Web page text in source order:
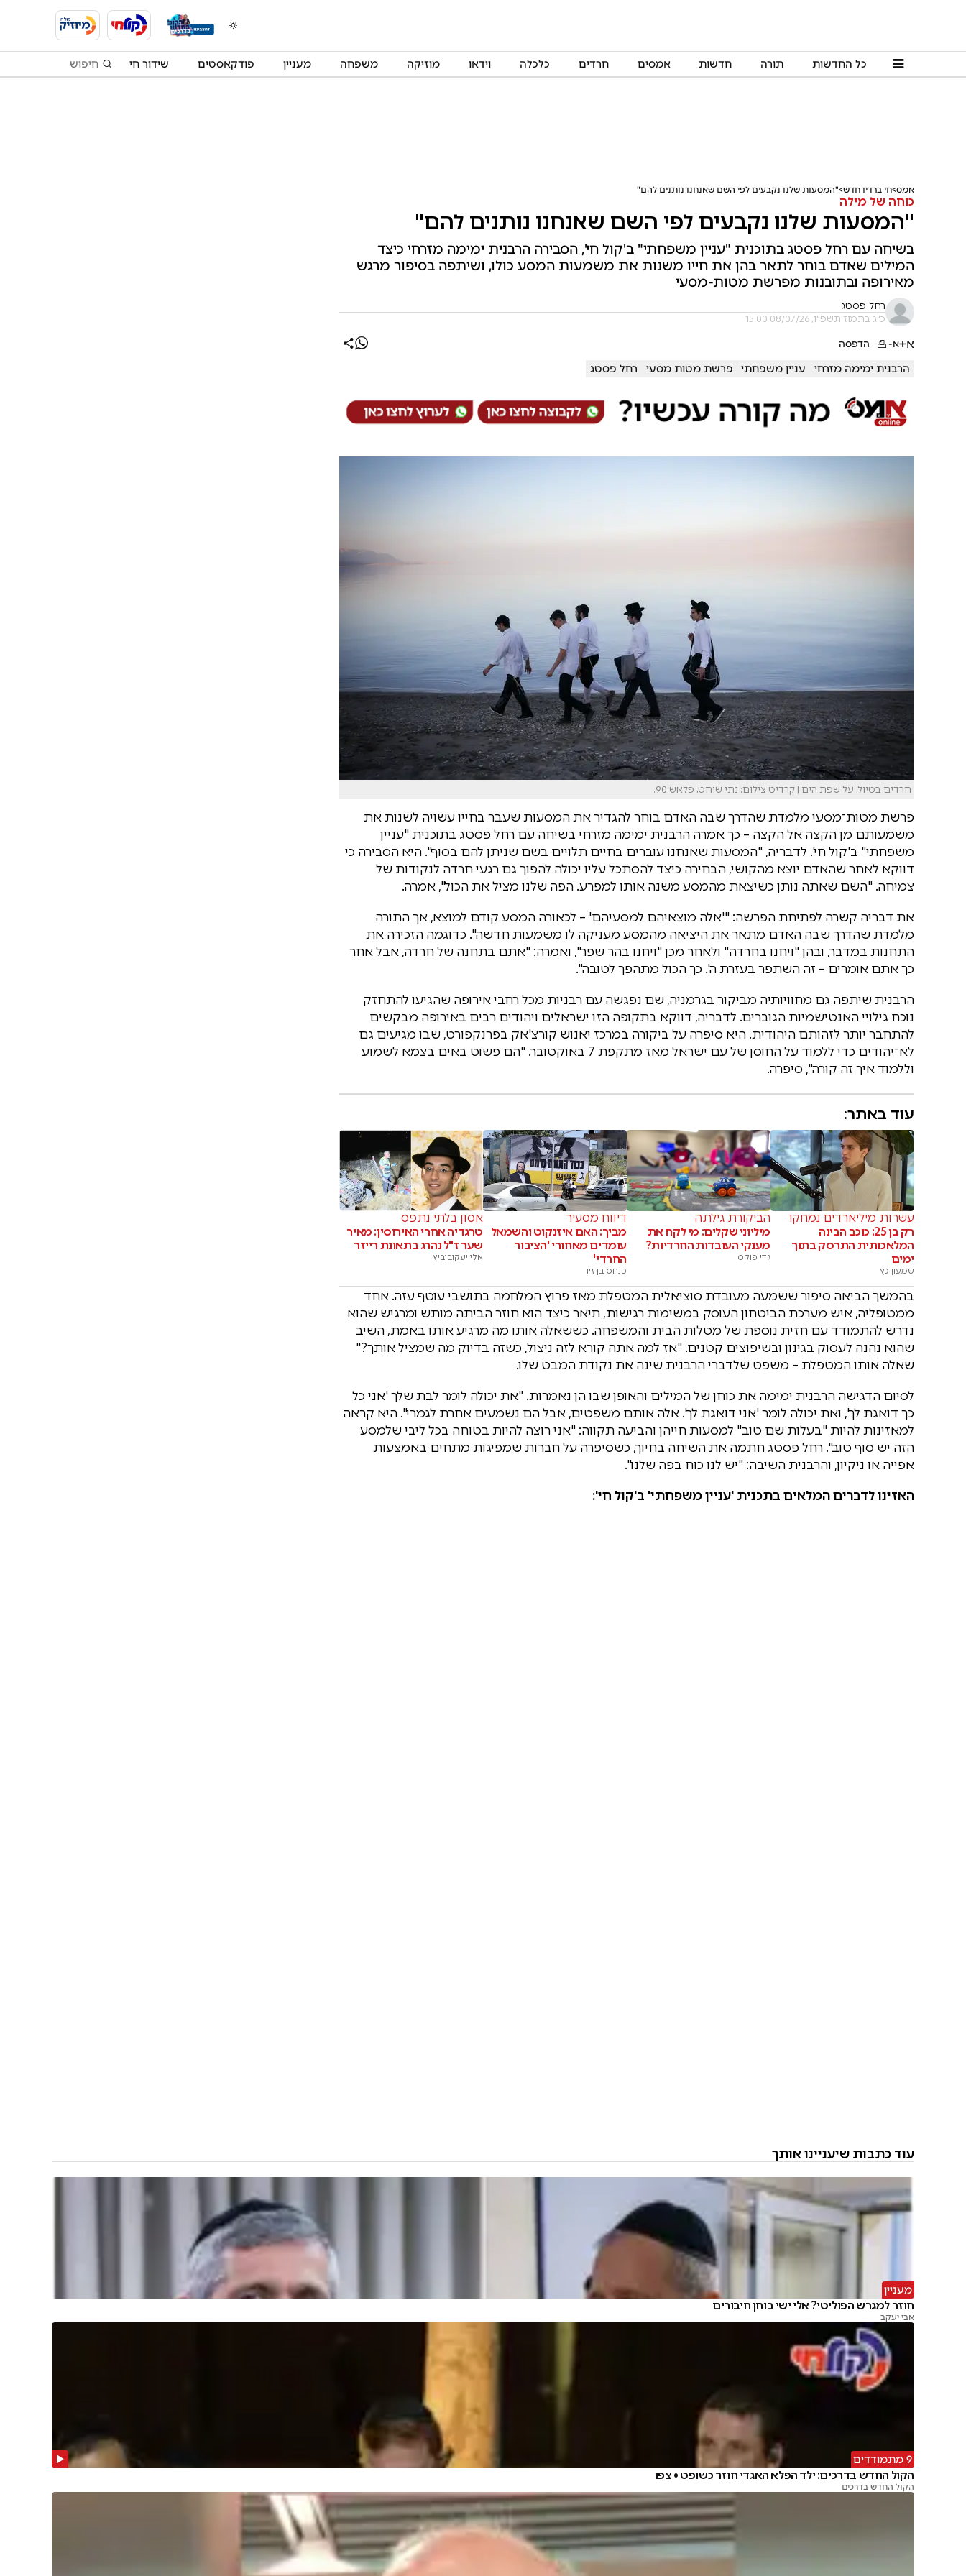
כל החדשות תורה חדשות אמסים חרדים כלכלה וידאו מוזיקה משפחה מעניין פודקאסטים שידור חי
אמס חי ברדיו חדש "המסעות שלנו נקבעים לפי השם שאנחנו נותנים להם"
כוחה של מילה
"המסעות שלנו נקבעים לפי השם שאנחנו נותנים להם"
בשיחה עם רחל פסטג בתוכנית "עניין משפחתי" ב'קול חי', הסבירה הרבנית ימימה מזרחי כיצד
המילים שאדם בוחר לתאר בהן את חייו משנות את משמעות המסע כולו, ושיתפה בסיפור מרגש
מאירופה ובתובנות מפרשת מטות-מסעי
רחל פסטג
כ"ג בתמוז תשפ"ו, 08/07/26 15:00
א+א- הדפסה
הרבנית ימימה מזרחי עניין משפחתי פרשת מטות מסעי רחל פסטג
חרדים בטיול, על שפת הים | קרדיט צילום: נתי שוחט, פלאש 90.
פרשת מטות־מסעי מלמדת שהדרך שבה האדם בוחר להגדיר את המסעות שעבר בחייו עשויה לשנות את
משמעותם מן הקצה אל הקצה – כך אמרה הרבנית ימימה מזרחי בשיחה עם רחל פסטג בתוכנית "עניין
משפחתי" ב'קול חי'. לדבריה, "המסעות שאנחנו עוברים בחיים תלויים בשם שניתן להם בסוף". היא הסבירה כי
דווקא לאחר שהאדם יוצא מהקושי, הבחירה כיצד להסתכל עליו יכולה להפוך גם רגעי חרדה לנקודות של
צמיחה. "השם שאתה נותן כשיצאת מהמסע משנה אותו למפרע. הפה שלנו מציל את הכול", אמרה.
את דבריה קשרה לפתיחת הפרשה: "'אלה מוצאיהם למסעיהם' – לכאורה המסע קודם למוצא, אך התורה
מלמדת שהדרך שבה האדם מתאר את היציאה מהמסע מעניקה לו משמעות חדשה". כדוגמה הזכירה את
התחנות במדבר, ובהן "ויחנו בחרדה" ולאחר מכן "ויחנו בהר שפר", ואמרה: "אתם בתחנה של חרדה, אבל אחר
כך אתם אומרים – זה השתפר בעזרת ה'. כך הכול מתהפך לטובה".
הרבנית שיתפה גם מחוויותיה מביקור בגרמניה, שם נפגשה עם רבניות מכל רחבי אירופה שהגיעו להתחזק
נוכח גילויי האנטישמיות הגוברים. לדבריה, דווקא בתקופה הזו ישראלים ויהודים רבים באירופה מבקשים
להתחבר יותר לזהותם היהודית. היא סיפרה על ביקורה במרכז יאנוש קורצ'אק בפרנקפורט, שבו מגיעים גם
לא־יהודים כדי ללמוד על החוסן של עם ישראל מאז מתקפת 7 באוקטובר. "הם פשוט באים בצמא לשמוע
וללמוד איך זה קורה", סיפרה.
עוד באתר:
עשרות מיליארדים נמחקו
רק בן 25: כוכב הבינה
המלאכותית התרסק בתוך
ימים
שמעון כץ
הביקורת גילתה
מיליוני שקלים: מי לקח את
מענקי העובדות החרדיות?
גדי פוקס
דיווח מסעיר
מביך: האם איזנקוט והשמאל
עומדים מאחורי 'הציבור
החרדי'
פנחס בן זיו
אסון בלתי נתפס
טרגדיה אחרי האירוסין: מאיר
שער ז"ל נהרג בתאונת רייזר
אלי יעקובוביץ
בהמשך הביאה סיפור ששמעה מעובדת סוציאלית המטפלת מאז פרוץ המלחמה בתושבי עוטף עזה. אחד
ממטופליה, איש מערכת הביטחון העוסק במשימות רגישות, תיאר כיצד הוא חוזר הביתה מותש ומרגיש שהוא
נדרש להתמודד עם חזית נוספת של מטלות הבית והמשפחה. כששאלה אותו מה מרגיע אותו באמת, השיב
שהוא נהנה לעסוק בגינון ובשיפוצים קטנים. "אז למה אתה קורא לזה ניצול, כשזה בדיוק מה שמציל אותך?"
שאלה אותו המטפלת – משפט שלדברי הרבנית שינה את נקודת המבט שלו.
לסיום הדגישה הרבנית ימימה את כוחן של המילים והאופן שבו הן נאמרות. "את יכולה לומר לבת שלך 'אני כל
כך דואגת לך', ואת יכולה לומר 'אני דואגת לך'. אלה אותם משפטים, אבל הם נשמעים אחרת לגמרי". היא קראה
למאזינות להיות "בעלות שם טוב" למסעות חייהן והביעה תקווה: "אני רוצה להיות בטוחה בכל ליבי שלמסע
הזה יש סוף טוב". רחל פסטג חתמה את השיחה בחיוך, כשסיפרה על חברות שמפיגות מתחים באמצעות
אפייה או ניקיון, והרבנית השיבה: "יש לנו כוח בפה שלנו".
האזינו לדברים המלאים בתכנית 'עניין משפחתי' ב'קול חי':
עוד כתבות שיעניינו אותך
מעניין
חוזר למגרש הפוליטי? אלי ישי בוחן חיבורים
אבי יעקב
9 מתמודדים
הקול החדש בדרכים: ילד הפלא האגדי חוזר כשופט • צפו
הקול החדש בדרכים